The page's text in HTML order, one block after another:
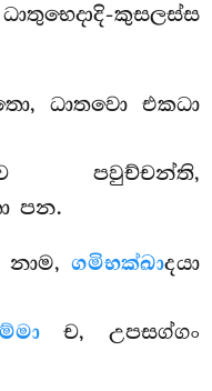
කුසලස්ස
ධාතවො එකධා
පවුච්චන්ති,
පන.
නාම, ගමිභක්ඛාදයා
ච, උපසග්ගං